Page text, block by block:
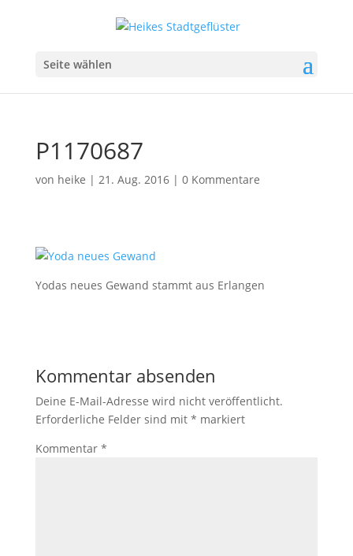
Seite wählen
P1170687
von heike | 21. Aug. 2016| 0 Kommentare
Yodas neues Gewand stammt aus Erlangen
Kommentar absenden
Deine E-Mail-Adresse wird nicht veröffentlicht.
Erforderliche Felder sind mit * markiert
Kommentar *